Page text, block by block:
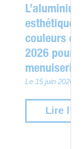
esthétique
couleurs et
2026 pour
Le 15 juin 2026
Lire